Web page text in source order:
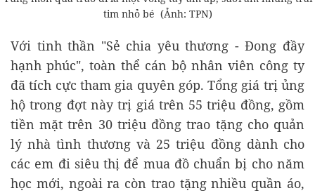
tim nhỏ bé (Ảnh: TPN)
Với tinh thần "Sẻ chia yêu thương - Đong đầy
hạnh phúc", toàn thể cán bộ nhân viên công ty
đã tích cực tham gia quyên góp. Tổng giá trị ủng
hộ trong đợt này trị giá trên 55 triệu đồng, gồm
tiền mặt trên 30 triệu đồng trao tặng cho quản
lý nhà tình thương và 25 triệu đồng dành cho
các em đi siêu thị để mua đồ chuẩn bị cho năm
học mới, ngoài ra còn trao tặng nhiều quần áo,